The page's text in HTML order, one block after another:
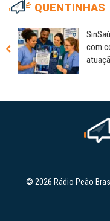
QUENTINHAS
com
© 2026 Rádio Peão